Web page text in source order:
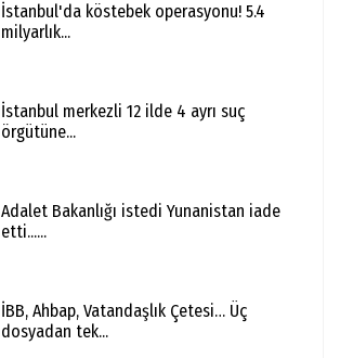
İstanbul'da köstebek operasyonu! 5.4
milyarlık...
İstanbul merkezli 12 ilde 4 ayrı suç
örgütüne...
Adalet Bakanlığı istedi Yunanistan iade
etti......
İBB, Ahbap, Vatandaşlık Çetesi… Üç
dosyadan tek...